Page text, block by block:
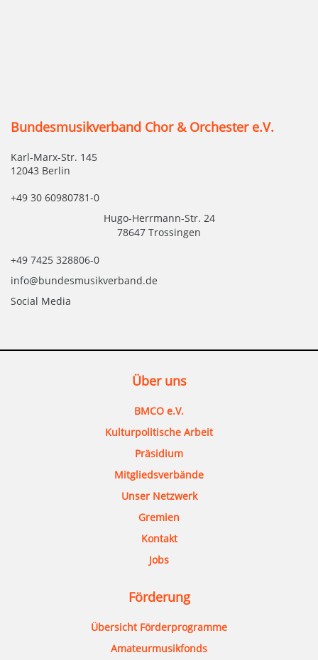
Bundesmusikverband Chor & Orchester e.V.
Karl-Marx-Str. 145
12043 Berlin
+49 30 60980781-0
Hugo-Herrmann-Str. 24
78647 Trossingen
+49 7425 328806-0
info@bundesmusikverband.de
Social Media
Über uns
BMCO e.V.
Kulturpolitische Arbeit
Präsidium
Mitgliedsverbände
Unser Netzwerk
Gremien
Kontakt
Jobs
Förderung
Übersicht Förderprogramme
Amateurmusikfonds